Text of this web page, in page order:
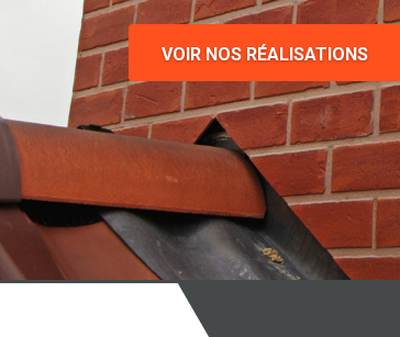
VOIR NOS RÉALISATIONS